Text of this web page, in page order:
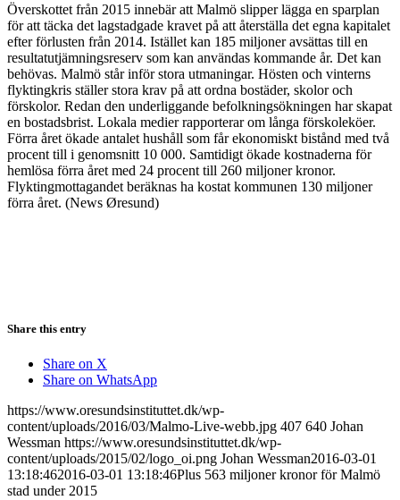
Överskottet från 2015 innebär att Malmö slipper lägga en sparplan
för att täcka det lagstadgade kravet på att återställa det egna kapitalet
efter förlusten från 2014. Istället kan 185 miljoner avsättas till en
resultatutjämningsreserv som kan användas kommande år. Det kan
behövas. Malmö står inför stora utmaningar. Hösten och vinterns
flyktingkris ställer stora krav på att ordna bostäder, skolor och
förskolor. Redan den underliggande befolkningsökningen har skapat
en bostadsbrist. Lokala medier rapporterar om långa förskoleköer.
Förra året ökade antalet hushåll som får ekonomiskt bistånd med två
procent till i genomsnitt 10 000. Samtidigt ökade kostnaderna för
hemlösa förra året med 24 procent till 260 miljoner kronor.
Flyktingmottagandet beräknas ha kostat kommunen 130 miljoner
förra året. (News Øresund)
Share this entry
Share on X
Share on WhatsApp
https://www.oresundsinstituttet.dk/wp-
content/uploads/2016/03/Malmo-Live-webb.jpg 407 640 Johan
Wessman https://www.oresundsinstituttet.dk/wp-
content/uploads/2015/02/logo_oi.png Johan Wessman2016-03-01
13:18:462016-03-01 13:18:46Plus 563 miljoner kronor för Malmö
stad under 2015